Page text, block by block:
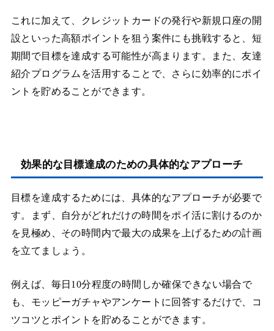
これに加えて、クレジットカードの発行や新規口座の開
設といった高額ポイントを狙う案件にも挑戦すると、短
期間で目標を達成する可能性が高まります。また、友達
紹介プログラムを活用することで、さらに効率的にポイ
ントを貯めることができます。
効果的な目標達成のための具体的なアプローチ
目標を達成するためには、具体的なアプローチが必要で
す。まず、自分がどれだけの時間をポイ活に割けるのか
を見極め、その時間内で最大の成果を上げるための計画
を立てましょう。
例えば、毎日10分程度の時間しか確保できない場合で
も、モッピーガチャやアンケートに回答するだけで、コ
ツコツとポイントを貯めることができます。